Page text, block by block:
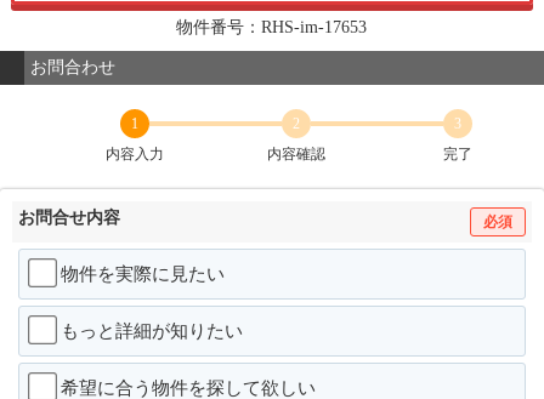
物件番号：RHS-im-17653
お問合わせ
1
内容入力
2
内容確認
3
完了
お問合せ内容 必須
物件を実際に見たい
もっと詳細が知りたい
希望に合う物件を探して欲しい